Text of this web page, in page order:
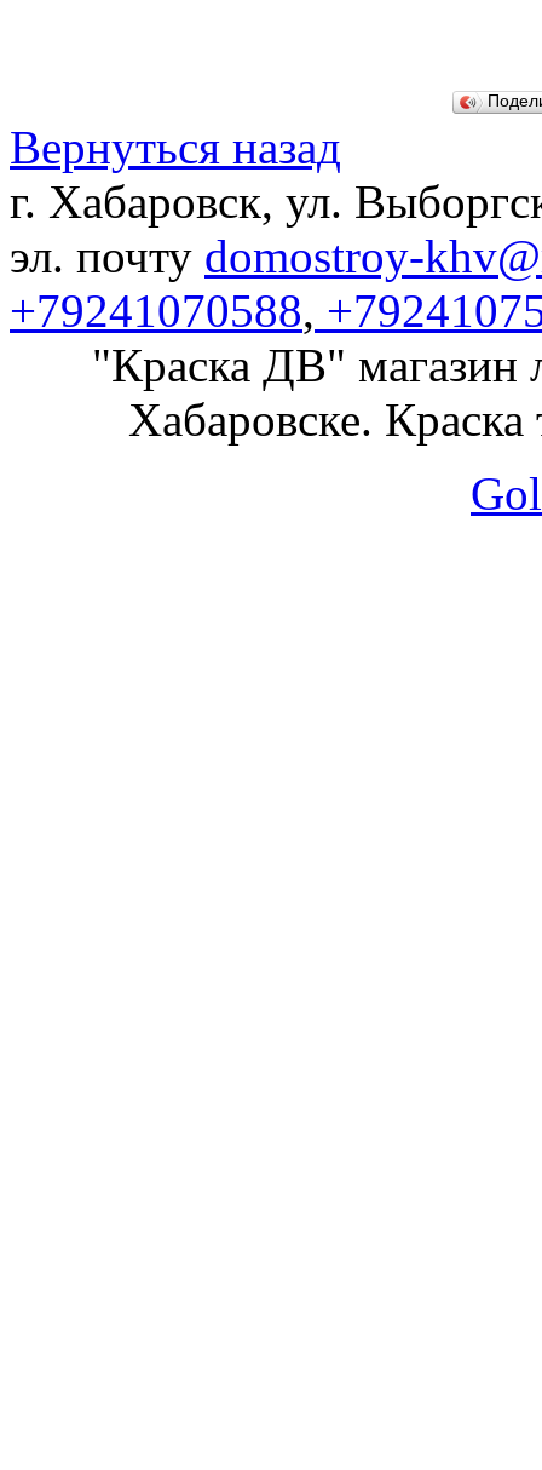
Вернуться назад
г. Хабаровск, ул.
эл. почту domostroy-
+79241070588,
"Краска ДВ" магазин
Хабаровске. Краска